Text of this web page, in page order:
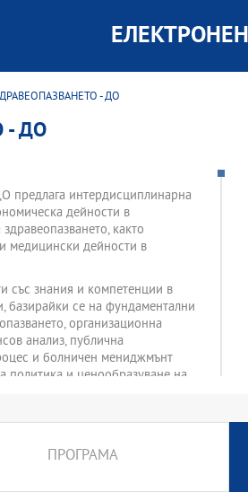
- ДО
- ДО
предлага интердисциплинарна
дейности в
както
медицински дейности в
със знания и компетенции в
базирайки се на фундаментални
организационна
анализ, публична
и болничен мениджмънт
политика и ценообразуване на
посредством
ПРОГРАМА